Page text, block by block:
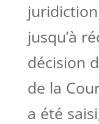
jusqu’à
décision
de la
a été